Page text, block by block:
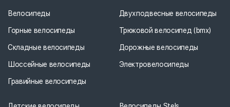
Велосипеды
Горные велосипеды
Складные велосипеды
Шоссейные велосипеды
Гравийные велосипеды
Двухподвесные велосипеды
Трюковой велосипед (bmx)
Дорожные велосипеды
Электровелосипеды